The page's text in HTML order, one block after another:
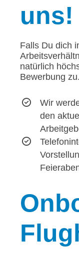
uns!
Falls Du dich
natürlich
Bewerbung zu.
Wir
den